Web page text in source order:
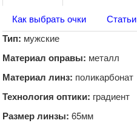
Как выбрать очки
Статьи
Тип: мужские
Материал оправы: металл
Материал линз: поликарбонат
Технология оптики: градиент
Размер линзы: 65мм